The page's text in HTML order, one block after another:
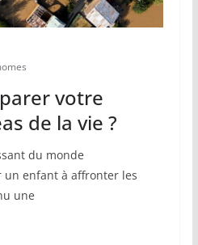
votre
de la vie ?
du monde
enfant à affronter les
une